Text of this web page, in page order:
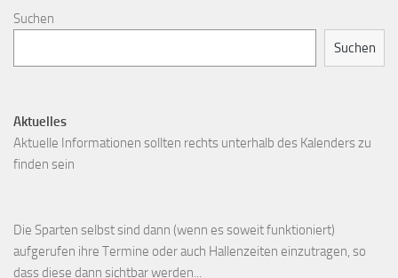
Suchen
Suchen
Aktuelles
Aktuelle Informationen sollten rechts unterhalb des Kalenders zu
finden sein
Die Sparten selbst sind dann (wenn es soweit funktioniert)
aufgerufen ihre Termine oder auch Hallenzeiten einzutragen, so
dass diese dann sichtbar werden...